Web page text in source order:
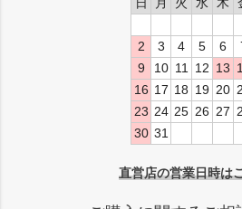
2
3 4 5 6
9
10 11 12 13
16 17 18 19 20
23 24 25 26 27
30 31
直営店の営業日時は